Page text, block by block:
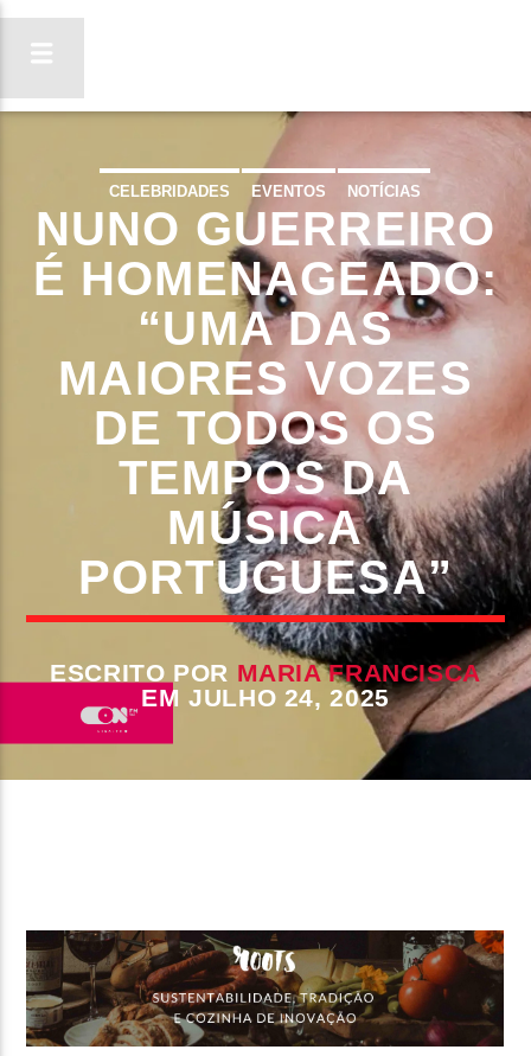
ON FM
LIGA-TE
FAIXA ATUAL
TÍTULO
CELEBRIDADES EVENTOS NOTÍCIAS
NUNO GUERREIRO
É HOMENAGEADO:
“UMA DAS
MAIORES VOZES
DE TODOS OS
TEMPOS DA
MÚSICA
PORTUGUESA”
ESCRITO POR MARIA FRANCISCA
EM JULHO 24, 2025